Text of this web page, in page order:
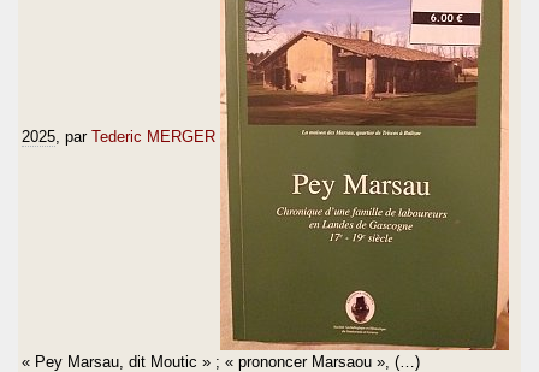
2025 , par Tederic MERGER
« Pey Marsau, dit Moutic » ; « prononcer Marsaou », (…)